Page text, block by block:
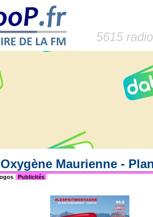
5615
Maurienne -
| Publicités |